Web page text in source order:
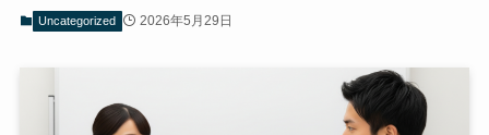
Uncategorized 2026年5月29日